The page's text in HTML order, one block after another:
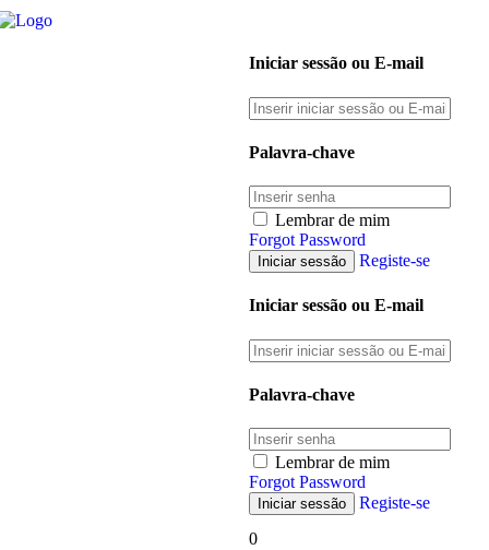
Iniciar sessão ou E-mail
Palavra-chave
Lembrar de mim
Forgot Password
Registe-se
Iniciar sessão ou E-mail
Palavra-chave
Lembrar de mim
Forgot Password
Registe-se
0